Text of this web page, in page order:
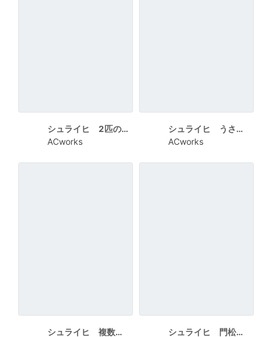
シュライヒ 2匹のうさぎ 四角の白枠でHAPPY NEW YEAR
ACworks
シュライヒ うさぎの親子 HAPPY NEW YEAR
ACworks
シュライヒ 複数の円にうさぎと正月モチーフ
シュライヒ 門松とうさぎ 城の丸枠にHAPPY NEW YEAR